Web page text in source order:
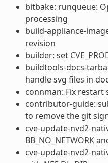
bitbake: runqueue:
processing
build-appliance-
revision
builder: set
buildtools-docs-
handle svg files in
connman: Fix restart
contributor-guide:
to remove the git
cve-update-nvd2-
BB_NO_NETWORK
cve-update-nvd2-